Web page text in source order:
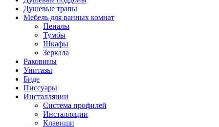
Душевые трапы
Мебель для ванных комнат
Пеналы
Тумбы
Шкафы
Зеркала
Раковины
Унитазы
Биде
Писсуары
Инсталляции
Система профилей
Инсталляции
Клавиши